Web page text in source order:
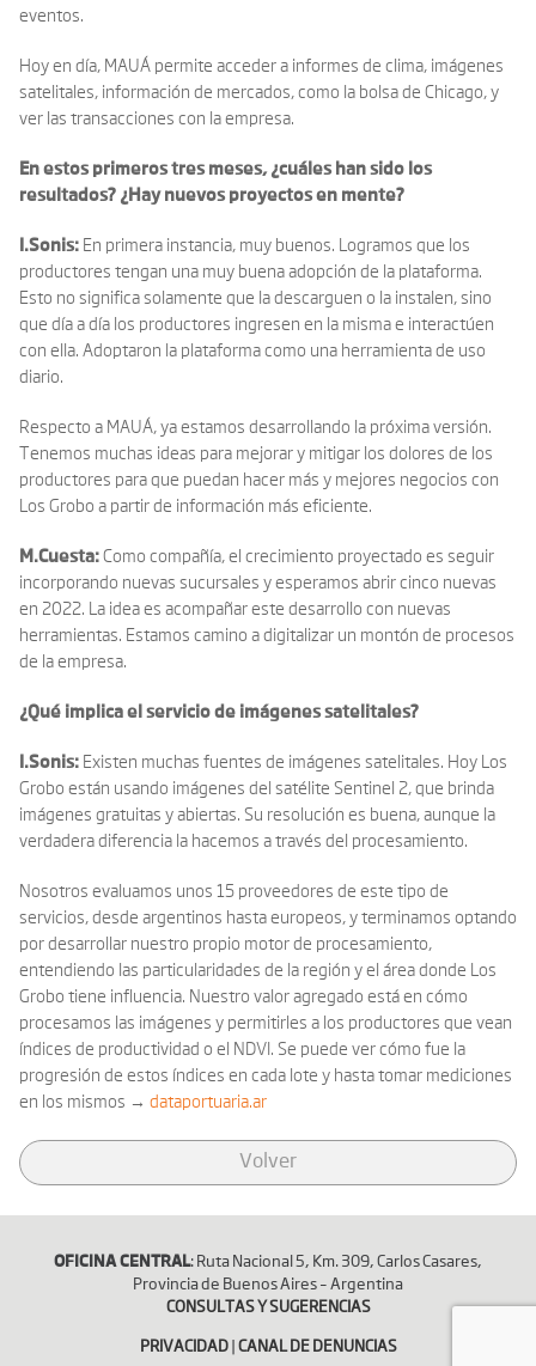
eventos.
Hoy en día, MAUÁ permite acceder a informes de clima, imágenes
satelitales, información de mercados, como la bolsa de Chicago, y
ver las transacciones con la empresa.
En estos primeros tres meses, ¿cuáles han sido los
resultados? ¿Hay nuevos proyectos en mente?
I.Sonis: En primera instancia, muy buenos. Logramos que los
productores tengan una muy buena adopción de la plataforma.
Esto no significa solamente que la descarguen o la instalen, sino
que día a día los productores ingresen en la misma e interactúen
con ella. Adoptaron la plataforma como una herramienta de uso
diario.
Respecto a MAUÁ, ya estamos desarrollando la próxima versión.
Tenemos muchas ideas para mejorar y mitigar los dolores de los
productores para que puedan hacer más y mejores negocios con
Los Grobo a partir de información más eficiente.
M.Cuesta: Como compañía, el crecimiento proyectado es seguir
incorporando nuevas sucursales y esperamos abrir cinco nuevas
en 2022. La idea es acompañar este desarrollo con nuevas
herramientas. Estamos camino a digitalizar un montón de procesos
de la empresa.
¿Qué implica el servicio de imágenes satelitales?
I.Sonis: Existen muchas fuentes de imágenes satelitales. Hoy Los
Grobo están usando imágenes del satélite Sentinel 2, que brinda
imágenes gratuitas y abiertas. Su resolución es buena, aunque la
verdadera diferencia la hacemos a través del procesamiento.
Nosotros evaluamos unos 15 proveedores de este tipo de
servicios, desde argentinos hasta europeos, y terminamos optando
por desarrollar nuestro propio motor de procesamiento,
entendiendo las particularidades de la región y el área donde Los
Grobo tiene influencia. Nuestro valor agregado está en cómo
procesamos las imágenes y permitirles a los productores que vean
índices de productividad o el NDVI. Se puede ver cómo fue la
progresión de estos índices en cada lote y hasta tomar mediciones
en los mismos → dataportuaria.ar
Volver
OFICINA CENTRAL: Ruta Nacional 5, Km. 309, Carlos Casares,
Provincia de Buenos Aires – Argentina
CONSULTAS Y SUGERENCIAS
PRIVACIDAD| CANAL DE DENUNCIAS